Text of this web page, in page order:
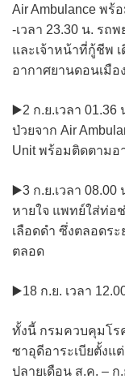
Air Ambulance พ
-เวลา 23.30 น. ร
และเจ้าหน้าที่กู้ชีพ
อากาศยานดอนเมือง
▶️2 ก.ย.เวลา
ป่วยจาก Air
Unit พร้อมติดตาม
▶️3 ก.ย.เวลา
หายใจ แพทย์ใส่ท่อ
เลือดดำ ซึ่งตลอดร
ตลอด
▶️18 ก.ย. เวลา
ทั้งนี้ กรมควบคุมโร
ซาอุดีอาระเบียตั้งแ
ปลายเดือน ส.ค. – ก